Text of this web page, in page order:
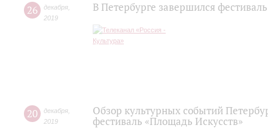
26 декабря
2019
В Петербурге завершился
20 декабря
2019
Обзор культурных событий
фестиваль «Площадь Искусств»